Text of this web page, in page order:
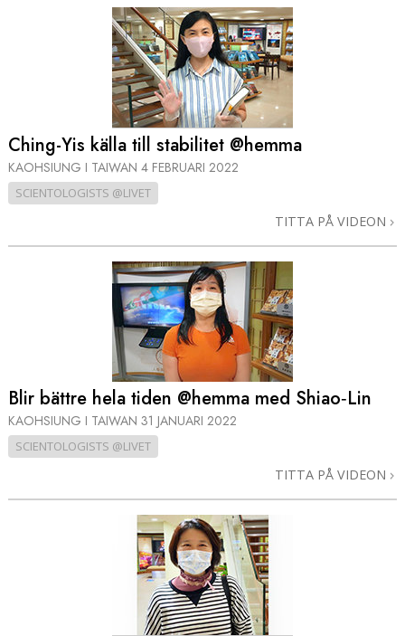
Ching-Yis källa till stabilitet @hemma
KAOHSIUNG I TAIWAN 4 FEBRUARI 2022
SCIENTOLOGISTS @LIVET
TITTA PÅ VIDEON
Blir bättre hela tiden @hemma med Shiao‑Lin
KAOHSIUNG I TAIWAN 31 JANUARI 2022
SCIENTOLOGISTS @LIVET
TITTA PÅ VIDEON